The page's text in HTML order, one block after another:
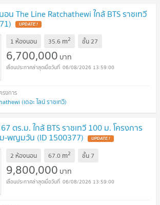
น The Line Ratchathewi ใกล้ BTS ราชเทวี
UPDATE !
1 ห้องนอน 35.6 m2 ชั้น27
6,700,000 บาท
06/08/2026 13:59:00
(เดอะ ไลน์ ราชเทวี)
ตร.ม. ใกล้ BTS ราชเทวี 100 ม. โครงการ
-พญมวัน (ID 1500377) UPDATE !
2 ห้องนอน 67.0 m2 ชั้น 7
9,800,000 บาท
06/08/2026 13:59:00